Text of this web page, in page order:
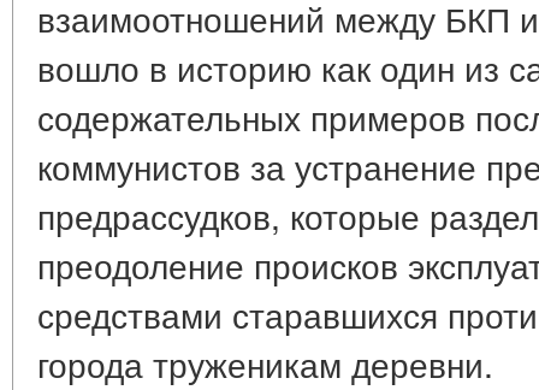
взаимоотношений между БКП
вошло в историю как один из
содержательных примеров
коммунистов за устранение
предрассудков, которые
преодоление происков
средствами старавшихся
города труженикам деревни.